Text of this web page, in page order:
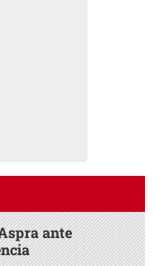
ante